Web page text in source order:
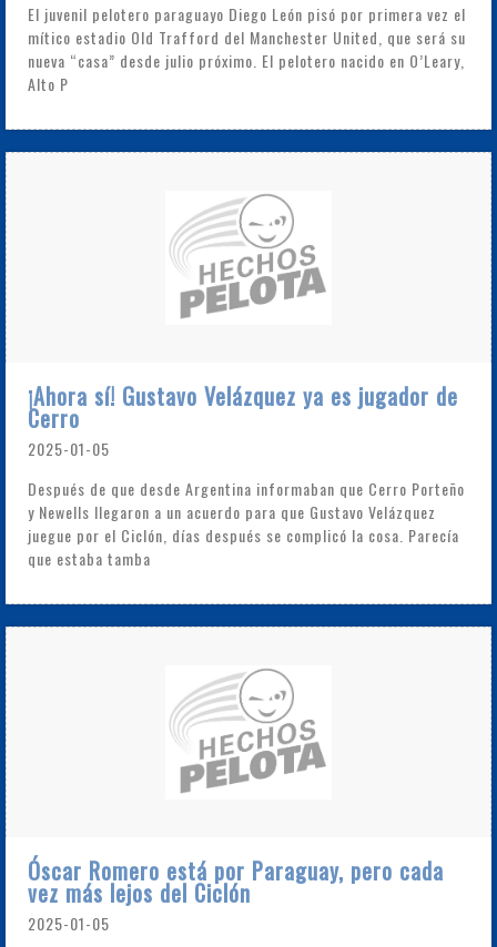
El juvenil pelotero paraguayo Diego León pisó por primera vez el
mítico estadio Old Trafford del Manchester United, que será su
nueva “casa” desde julio próximo. El pelotero nacido en O’Leary,
Alto P
¡Ahora sí! Gustavo Velázquez ya es jugador de
Cerro
2025-01-05
Después de que desde Argentina informaban que Cerro Porteño
y Newells llegaron a un acuerdo para que Gustavo Velázquez
juegue por el Ciclón, días después se complicó la cosa. Parecía
que estaba tamba
Óscar Romero está por Paraguay, pero cada
vez más lejos del Ciclón
2025-01-05